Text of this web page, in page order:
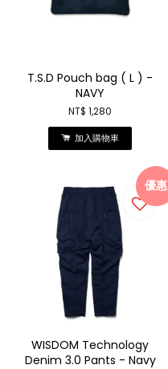
T.S.D Pouch bag ( L ) -
NAVY
NT$ 1,280
加入購物車
優惠
WISDOM Technology
Denim 3.0 Pants - Navy